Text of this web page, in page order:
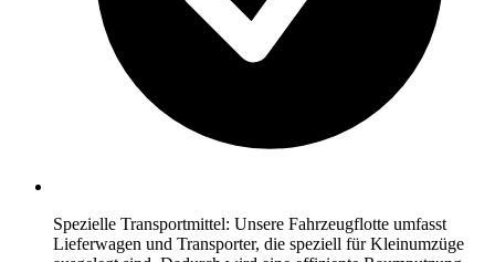
Spezielle Transportmittel: Unsere Fahrzeugflotte umfasst
Lieferwagen und Transporter, die speziell für Kleinumzüge